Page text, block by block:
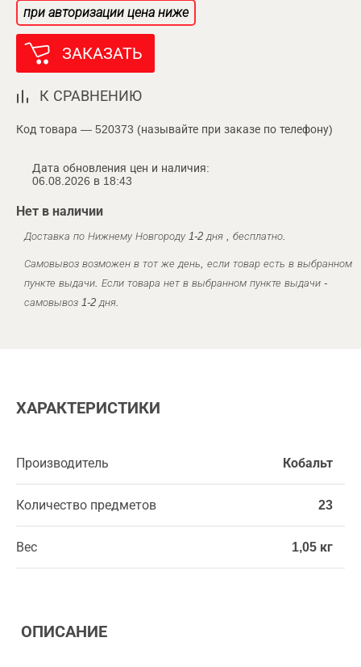
при авторизации цена ниже
ЗАКАЗАТЬ
К СРАВНЕНИЮ
Код товара — 520373 (называйте при заказе по телефону)
Дата обновления цен и наличия:
06.08.2026 в 18:43
Нет в наличии
Доставка по Нижнему Новгороду 1-2 дня , бесплатно.
Самовывоз возможен в тот же день, если товар есть в выбранном
пункте выдачи. Если товара нет в выбранном пункте выдачи -
самовывоз 1-2 дня.
ХАРАКТЕРИСТИКИ
Производитель Кобальт
Количество предметов 23
Вес 1,05 кг
ОПИСАНИЕ